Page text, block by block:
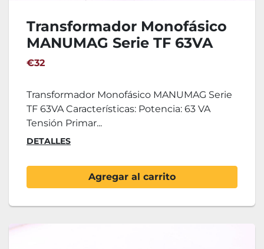
Transformador Monofásico
MANUMAG Serie TF 63VA
€32
Transformador Monofásico MANUMAG Serie
TF 63VA Características: Potencia: 63 VA
Tensión Primar...
DETALLES
Agregar al carrito